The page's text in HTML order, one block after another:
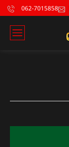
062-7015858